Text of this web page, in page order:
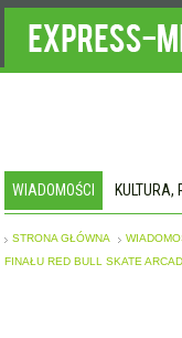
WIADOMOŚCI KULTURA,
STRONA GŁÓWNA
FINAŁU RED BULL SKATE